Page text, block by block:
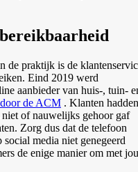
de praktijk is de
Eind 2019 werd
aanbieder van huis-, tuin-
de ACM . Klanten hadden
of nauwelijks gehoor gaf
Zorg dus dat de telefoon
media niet genegeerd
de enige manier om met jou